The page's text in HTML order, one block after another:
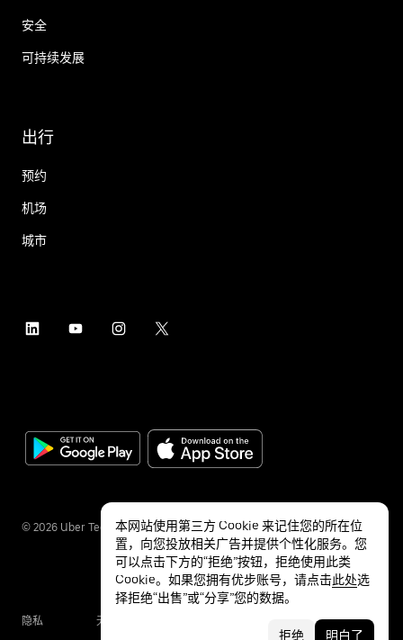
安全
可持续发展
出行
预约
机场
城市
© 2026 Uber Technologies Inc.
隐私 无障碍服务
本网站使用第三方 Cookie 来记住您的所在位
置，向您投放相关广告并提供个性化服务。您
可以点击下方的“拒绝”按钮，拒绝使用此类
Cookie。如果您拥有优步账号，请点击此处选
择拒绝“出售”或“分享”您的数据。
拒绝 明白了